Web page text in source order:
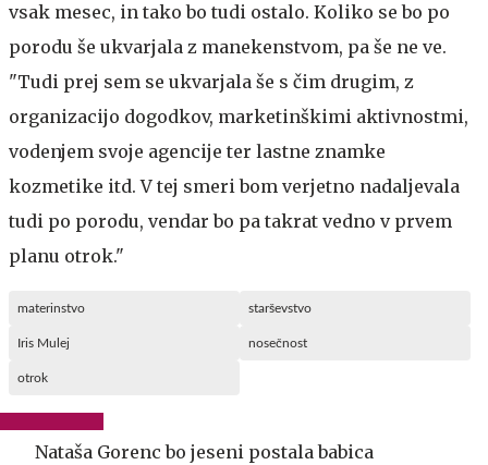
vsak mesec, in tako bo tudi ostalo. Koliko se bo po
porodu še ukvarjala z manekenstvom, pa še ne ve.
"Tudi prej sem se ukvarjala še s čim drugim, z
organizacijo dogodkov, marketinškimi aktivnostmi,
vodenjem svoje agencije ter lastne znamke
kozmetike itd. V tej smeri bom verjetno nadaljevala
tudi po porodu, vendar bo pa takrat vedno v prvem
planu otrok."
materinstvo starševstvo
Iris Mulej nosečnost
otrok
Nataša Gorenc bo jeseni postala babica